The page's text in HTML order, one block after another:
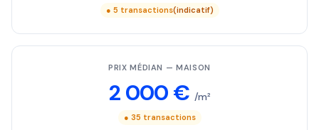
● 5 transactions(indicatif)
PRIX MÉDIAN — MAISON
2 000 € /m²
● 35 transactions